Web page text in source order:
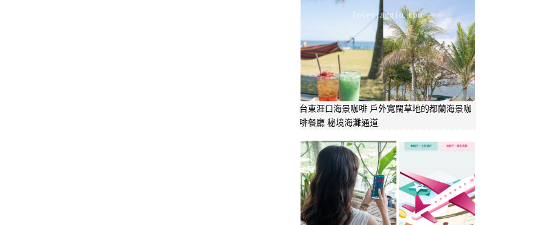
台東涯口海景咖啡 戶外寬闊草地的都蘭海景咖
啡餐廳 秘境海灘通道